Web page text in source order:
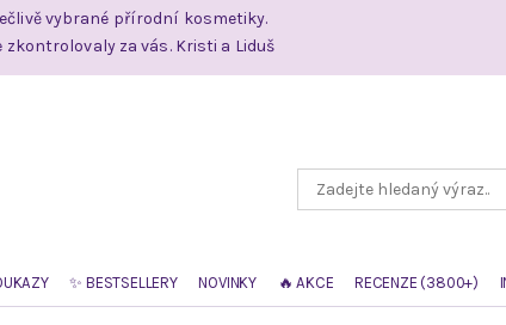
vybrané přírodní kosmetiky.
za vás. Kristi a Liduš
✨ BESTSELLERY NOVINKY 🔥 AKCE RECENZE (3800+)